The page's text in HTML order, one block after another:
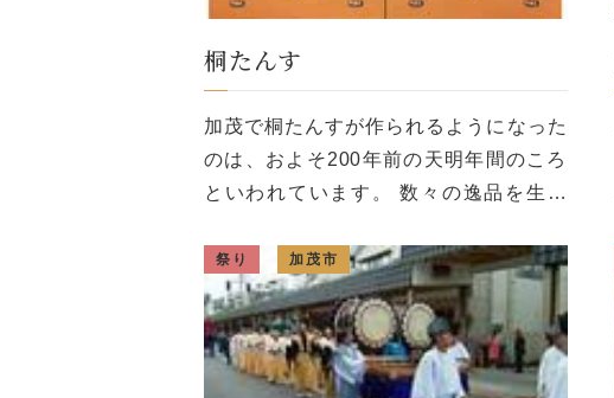
桐たんす
加茂で桐たんすが作られるようになった
のは、およそ200年前の天明年間のころ
といわれています。 数々の逸品を生み
その伝統と優れた品質が評価され、昭和
51年、通商産業大臣より伝統的工芸品「
[…]
祭り 加茂市